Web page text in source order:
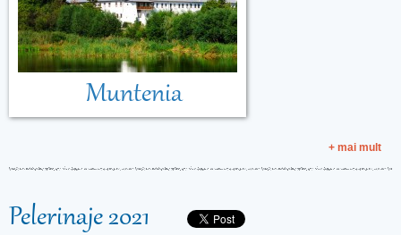
Muntenia
+ mai mult
Pelerinaje 2021